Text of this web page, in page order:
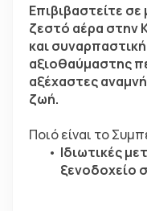
Επιβιβαστείτε
ζεστό αέρα στην
και
αξιοθαύμαστης
αξέχαστες
ζωή.
Ποιό είναι το
Ιδιωτικές
ξενοδοχείο